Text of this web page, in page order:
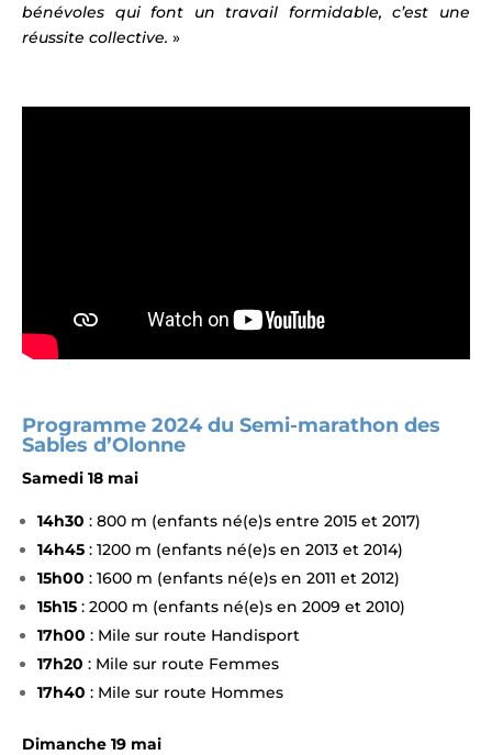
bénévoles qui font un travail formidable, c’est une
réussite collective. »
Programme 2024 du Semi-marathon des
Sables d’Olonne
Samedi 18 mai
14h30 : 800 m (enfants né(e)s entre 2015 et 2017)
14h45 : 1200 m (enfants né(e)s en 2013 et 2014)
15h00 : 1600 m (enfants né(e)s en 2011 et 2012)
15h15 : 2000 m (enfants né(e)s en 2009 et 2010)
17h00 : Mile sur route Handisport
17h20 : Mile sur route Femmes
17h40 : Mile sur route Hommes
Dimanche 19 mai